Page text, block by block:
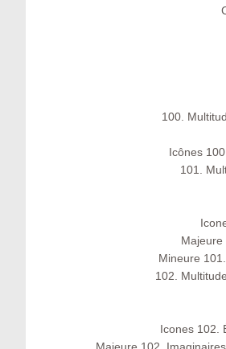
100.
Icônes
101.
Majeure
Mineure
102.
Icones 102.